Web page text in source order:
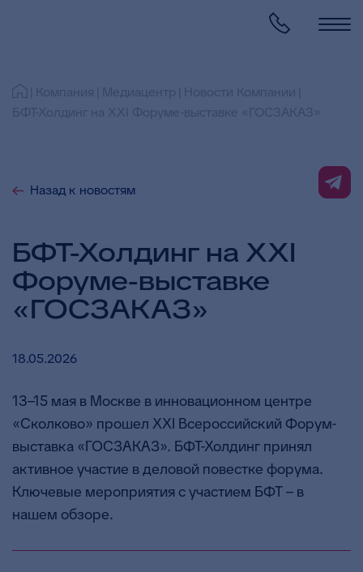
Назад к новостям
БФТ-Холдинг на XXI
Форуме-выставке
«ГОСЗАКАЗ»
18.05.2026
13–15 мая в Москве в инновационном центре
«Сколково» прошел XXI Всероссийский Форум-
выставка «ГОСЗАКАЗ». БФТ-Холдинг принял
активное участие в деловой повестке форума.
Ключевые мероприятия с участием БФТ – в
нашем обзоре.